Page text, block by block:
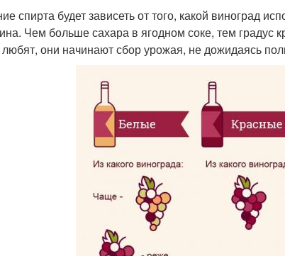
спирта будет зависеть от того, какой виноград
Чем больше сахара в ягодном соке, тем градус
они начинают сбор урожая, не дожидаясь